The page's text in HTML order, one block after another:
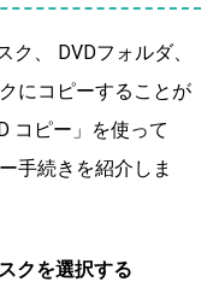
ク、 DVDフォルダ、
にコピーすることが
コピー」を使って
手続きを紹介しま
クを選択する